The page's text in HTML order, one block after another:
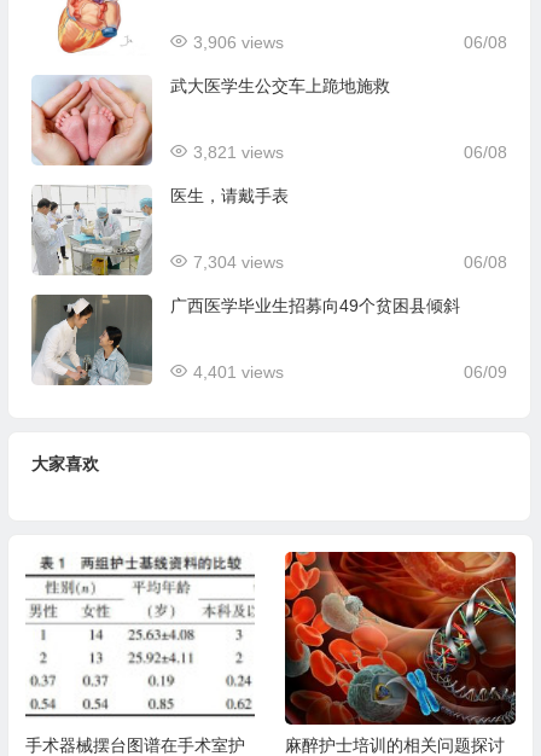
06/08
3,906 views
武大医学生公交车上跪地施救
06/08
3,821 views
医生，请戴手表
06/08
7,304 views
广西医学毕业生招募向49个贫困县倾斜
06/09
4,401 views
大家喜欢
手术器械摆台图谱在手术室护
麻醉护士培训的相关问题探讨